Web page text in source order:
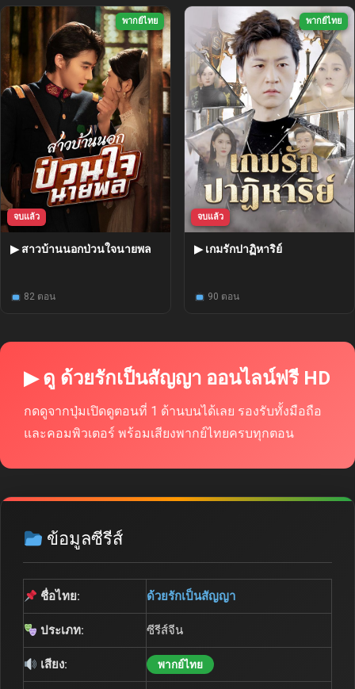
พากย์ไทย
จบแล้ว
▶ สาวบ้านนอกป่วนใจนายพล
82 ตอน
พากย์ไทย
จบแล้ว
▶ เกมรักปาฏิหาริย์
90 ตอน
▶ ดู ด้วยรักเป็นสัญญา ออนไลน์ฟรี HD
กดดูจากปุ่มเปิดดูตอนที่ 1 ด้านบนได้เลย รองรับทั้งมือถือ
และคอมพิวเตอร์ พร้อมเสียงพากย์ไทยครบทุกตอน
ข้อมูลซีรีส์
ชื่อไทย: ด้วยรักเป็นสัญญา
ประเภท: ซีรีส์จีน
เสียง: พากย์ไทย